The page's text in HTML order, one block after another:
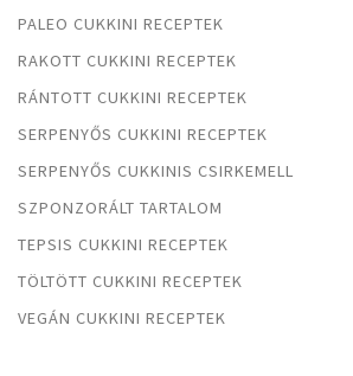
PALEO CUKKINI RECEPTEK
RAKOTT CUKKINI RECEPTEK
RÁNTOTT CUKKINI RECEPTEK
SERPENYŐS CUKKINI RECEPTEK
SERPENYŐS CUKKINIS CSIRKEMELL
SZPONZORÁLT TARTALOM
TEPSIS CUKKINI RECEPTEK
TÖLTÖTT CUKKINI RECEPTEK
VEGÁN CUKKINI RECEPTEK